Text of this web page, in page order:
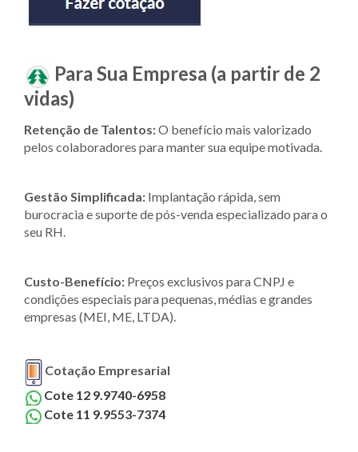
Para Sua Empresa (a partir de 2
vidas)
Retenção de Talentos:O benefício mais valorizado
pelos colaboradores para manter sua equipe motivada.
Gestão Simplificada: Implantação rápida, sem
burocracia e suporte de pós-venda especializado para o
seu RH.
Custo-Benefício: Preços exclusivos para CNPJ e
condições especiais para pequenas, médias e grandes
empresas (MEI, ME, LTDA).
Cotação Empresarial
Cote 12 9.9740-6958
Cote 11 9.9553-7374